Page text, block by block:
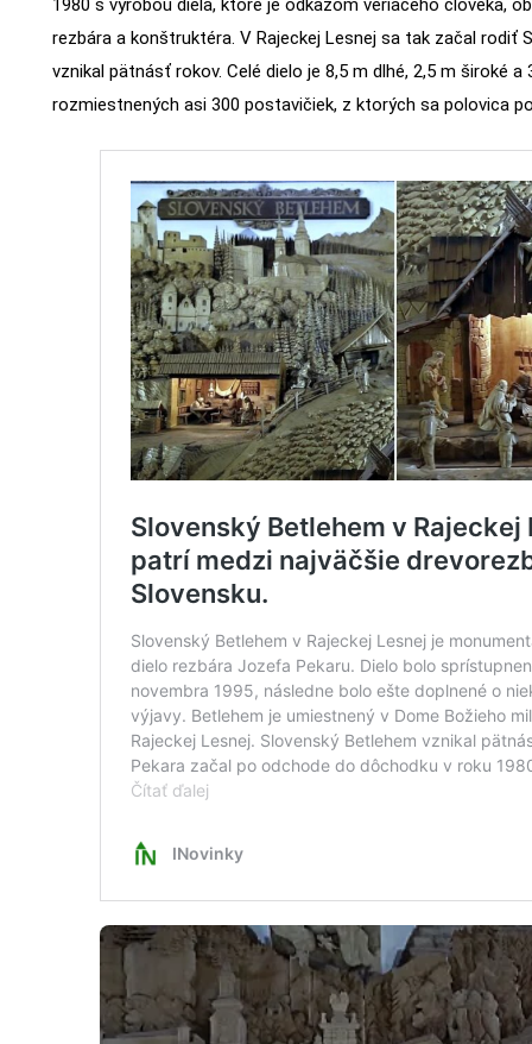
1980 s výrobou diela, ktoré je odkazom veriaceho človeka,
rezbára a konštruktéra. V Rajeckej Lesnej sa tak začal rodiť
vznikal pätnásť rokov. Celé dielo je 8,5 m dlhé, 2,5 m široké a
rozmiestnených asi 300 postavičiek, z ktorých sa polovica